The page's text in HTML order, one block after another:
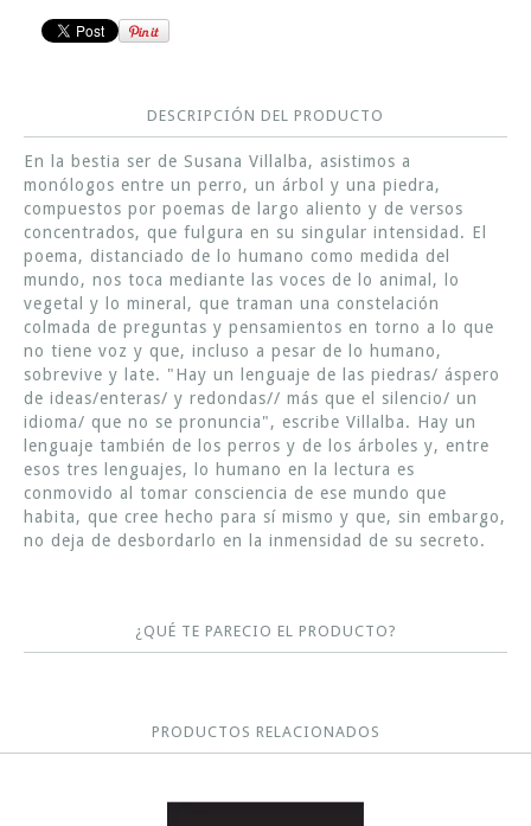
DESCRIPCIÓN DEL PRODUCTO
En la bestia ser de Susana Villalba, asistimos a
monólogos entre un perro, un árbol y una piedra,
compuestos por poemas de largo aliento y de versos
concentrados, que fulgura en su singular intensidad. El
poema, distanciado de lo humano como medida del
mundo, nos toca mediante las voces de lo animal, lo
vegetal y lo mineral, que traman una constelación
colmada de preguntas y pensamientos en torno a lo que
no tiene voz y que, incluso a pesar de lo humano,
sobrevive y late. "Hay un lenguaje de las piedras/ áspero
de ideas/enteras/ y redondas// más que el silencio/ un
idioma/ que no se pronuncia", escribe Villalba. Hay un
lenguaje también de los perros y de los árboles y, entre
esos tres lenguajes, lo humano en la lectura es
conmovido al tomar consciencia de ese mundo que
habita, que cree hecho para sí mismo y que, sin embargo,
no deja de desbordarlo en la inmensidad de su secreto.
¿QUÉ TE PARECIO EL PRODUCTO?
PRODUCTOS RELACIONADOS